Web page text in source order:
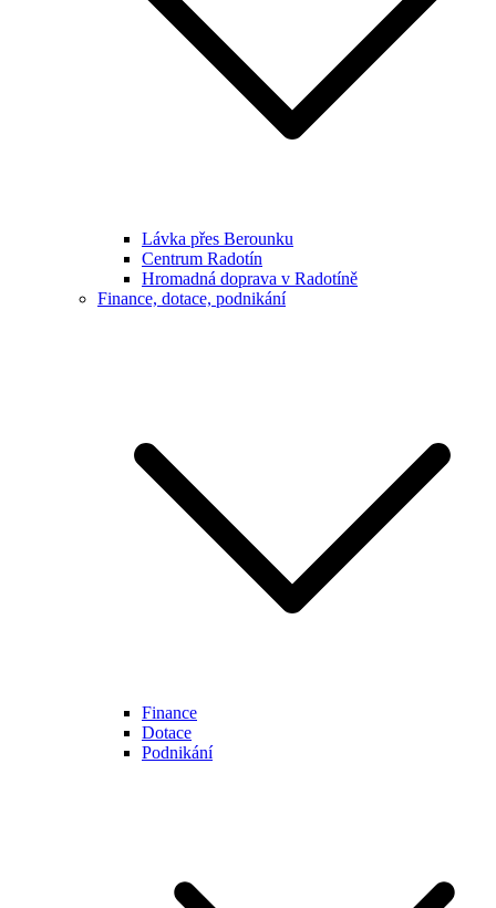
Lávka přes Berounku
Centrum Radotín
Hromadná doprava v Radotíně
Finance, dotace, podnikání
Finance
Dotace
Podnikání